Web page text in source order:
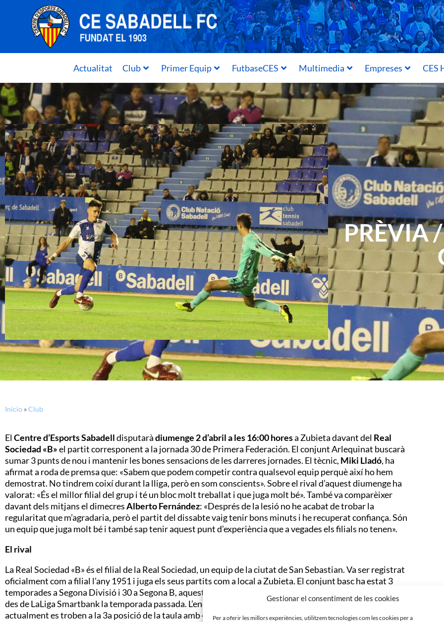
Gestionar el consentiment de les cookies
Per a oferir les millors experiències, utilitzem tecnologies com les cookies per a
Actualitat Club Primer Equip FutbaseCES Multimedia Empreses CES
PRÈVIA
Inicio »Club
ElCentre d’Esports Sabadelldisputaràdiumenge 2 d’abril a les 16:00 horesa Zubieta davant del Real
Sociedad «B»el partit corresponent a la jornada 30 de Primera Federación. El conjunt Arlequinat buscarà
sumar 3 punts de nou i mantenir les bones sensacions de les darreres jornades. El tècnic, Miki Lladó, ha
afirmat a roda de premsa que: «Sabem que podem competir contra qualsevol equip perquè així ho hem
demostrat. No tindrem coixí durant la lliga, però en som conscients». Sobre el rival d’aquest diumenge ha
valorat: «És el millor filial del grup i té un bloc molt treballat i que juga molt bé». També va comparèixer
davant dels mitjans el dimecresAlberto Fernández: «Després de la lesió no he acabat de trobar la
regularitat que m’agradaria, però el partit del dissabte vaig tenir bons minuts i he recuperat confiança. Són
un equip que juga molt bé i també sap tenir aquest punt d’experiència que a vegades els filials no tenen».
El rival
La Real Sociedad «B» és el filial de la Real Sociedad, un equip de la ciutat de San Sebastian. Va ser registrat
oficialment com a filial l’any 1951 i juga els seus partits com a local a Zubieta. El conjunt basc ha estat 3
temporades a Segona Divisió i 30 a Segona B, aquesta és la 1a a Primera Federación després del seu descens
des de LaLiga Smartbank la temporada passada. L’encarregat de dirigir l’equip ésSergio Franciscoi
actualment es troben a la 3a posició de la taula amb 48 punts.